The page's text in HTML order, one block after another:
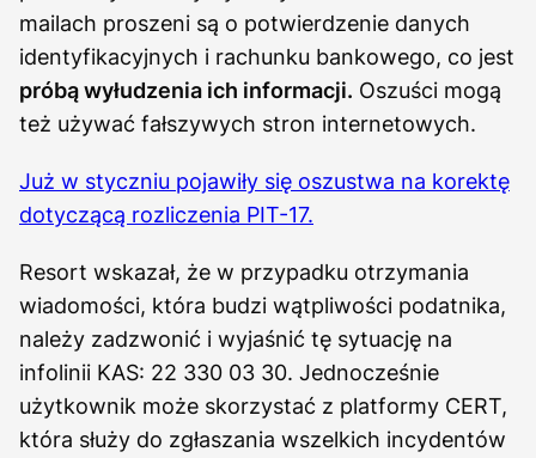
mailach proszeni są o potwierdzenie danych
identyfikacyjnych i rachunku bankowego, co jest
próbą wyłudzenia ich informacji. Oszuści mogą
też używać fałszywych stron internetowych.
Już w styczniu pojawiły się oszustwa na korektę
dotyczącą rozliczenia PIT-17.
Resort wskazał, że w przypadku otrzymania
wiadomości, która budzi wątpliwości podatnika,
należy zadzwonić i wyjaśnić tę sytuację na
infolinii KAS: 22 330 03 30. Jednocześnie
użytkownik może skorzystać z platformy CERT,
która służy do zgłaszania wszelkich incydentów